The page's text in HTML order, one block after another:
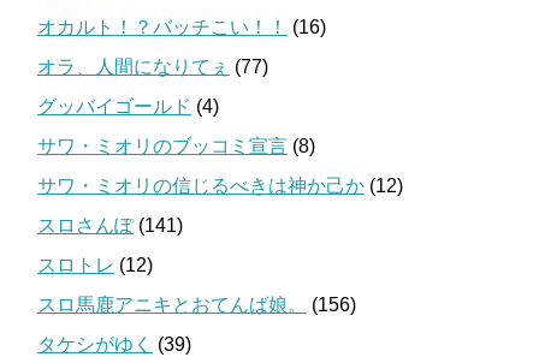
オカルト！？バッチこい！！
(16)
オラ、人間になりてぇ (77)
グッバイゴールド (4)
サワ・ミオリのブッコミ宣言 (8)
サワ・ミオリの信じるべきは神か己か (12)
スロさんぽ(141)
スロトレ (12)
スロ馬鹿アニキとおてんば娘。
(156)
タケシがゆく
(39)